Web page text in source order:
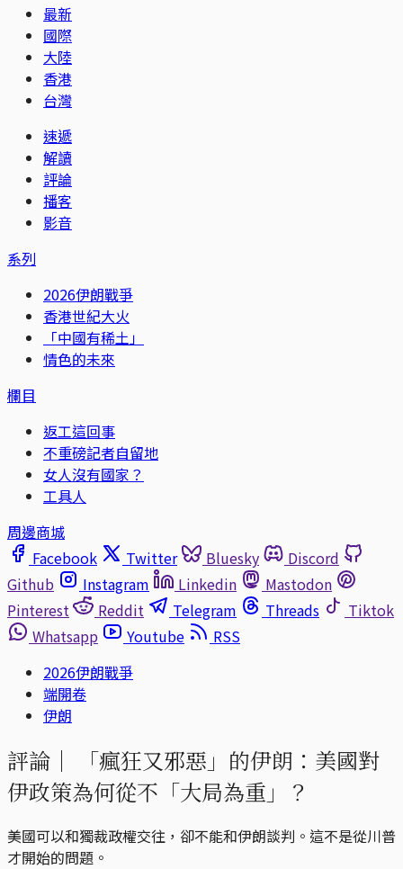
最新
國際
大陸
香港
台灣
速遞
解讀
評論
播客
影音
系列
2026伊朗戰爭
香港世紀大火
「中國有稀土」
情色的未來
欄目
返工這回事
不重磅記者自留地
女人沒有國家？
工具人
周邊商城
Facebook
Twitter Bluesky
Discord
Github
Instagram Linkedin
Mastodon
Pinterest
Reddit Telegram Threads
Tiktok
Whatsapp
Youtube
RSS
2026伊朗戰爭
端開卷
伊朗
評論｜
「瘋狂又邪惡」的伊朗：美國對
伊政策為何從不「大局為重」？
美國可以和獨裁政權交往，卻不能和伊朗談判。這不是從川普
才開始的問題。